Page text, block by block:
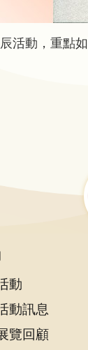
活動，重點
動
動訊息
覽回顧